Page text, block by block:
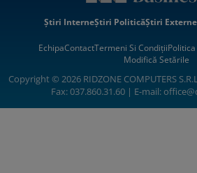
Știri InterneȘtiri PoliticăȘtiri Externe
EchipaContactTermeni Si Condiții
Modifică Setările
Copyright © 2026 RIDZONE COMPUTERS
Fax: 037.860.31.60 | E-mail: